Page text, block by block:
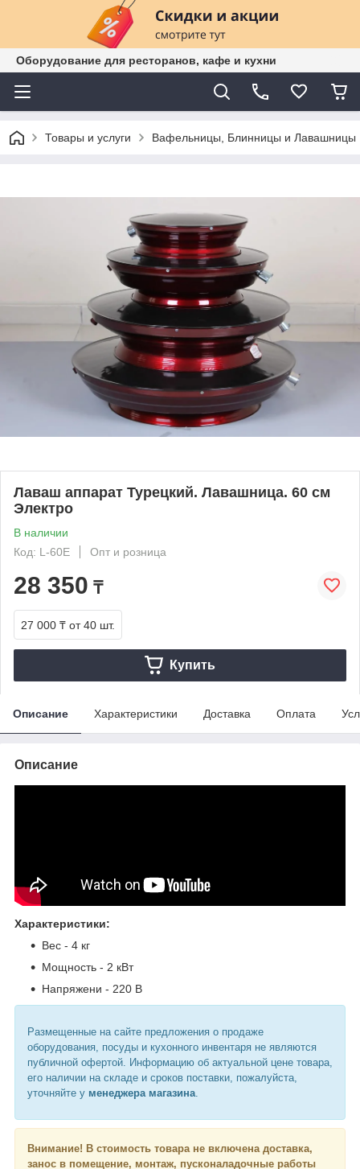
Оборудование для ресторанов, кафе и кухни
Товары и услуги Вафельницы, Блинницы и Лавашницы
Лаваш аппарат Турецкий. Лавашница. 60 см
Электро
В наличии
Код: L-60E
Опт и розница
28 350 ₸
27 000 ₸ от 40 шт.
Купить
Описание Характеристики Доставка Оплата
Описание
Характеристики:
Вес - 4 кг
Мощность - 2 кВт
Напряжени - 220 В
Размещенные на сайте предложения о продаже
оборудования, посуды и кухонного инвентаря не являются
публичной офертой. Информацию об актуальной цене товара,
его наличии на складе и сроков поставки, пожалуйста,
уточняйте у менеджера магазина
Внимание! В стоимость товара не включена доставка,
занос в помещение, монтаж, пусконаладочные работы